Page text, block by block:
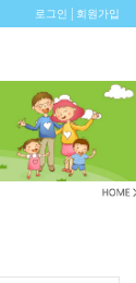
로그인 회원가입